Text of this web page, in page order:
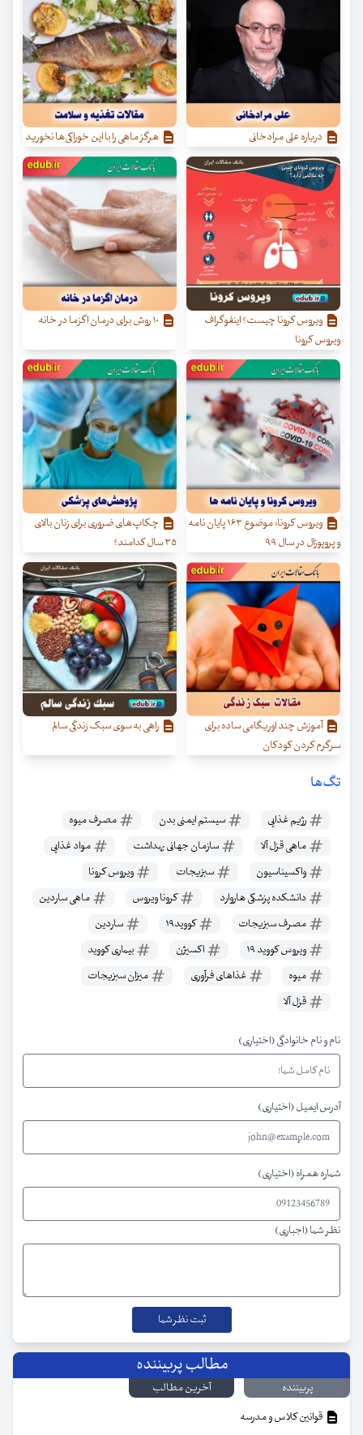
درباره علی مرادخانی هرگز ماهی را با این خوراکی‌ها نخورید
ویروس کرونا چیست؟ اینفوگراف
ویروس کرونا
ویروس کرونا؛ موضوع ۱۶۳ پایان نامه
و پروپوزال در سال ۹۹
چکاپ‌های ضروری برای زنان بالای
۳۵ سال کدامند؟
آموزش چند اوریگامی ساده برای
سرگرم کردن کودکان
راهی به سوی سبک زندگی سالم
تگ‌ها
رژیم غذایی سیستم ایمنی بدن
مصرف میوه
ماهی قزل آلا
سازمان جهانی بهداشت
مواد غذایی
واکسیناسیون
سبزیجات
ویروس کرونا
دانشکده پزشکی هاروارد
کرونا ویروس
ماهی ساردین
مصرف سبزیجات
کووید۱۹
ساردین
ویروس کووید ۱۹
اکسیژن
بیماری کووید
میوه
غذاهای فرآوری
میزان سبزیجات
قزل آلا
نام و نام خانوادگی (اختیاری)
آدرس ایمیل (اختیاری)
شماره همراه (اختیاری)
نظر شما (اجباری)
مطالب پربیننده
پربیننده
آخرین مطالب
قوانین کلاس و مدرسه